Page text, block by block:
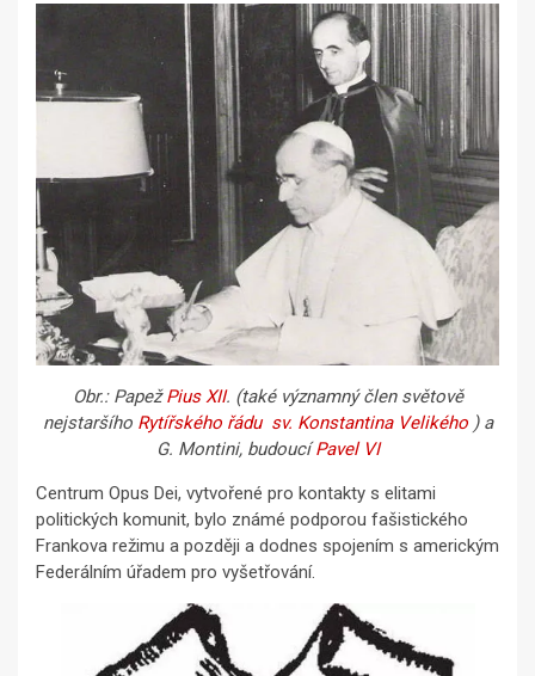
Obr.: PapežPius XII. (také významný člen světově
nejstaršího Rytířského řádu sv. Konstantina Velikého) a
G. Montini, budoucíPavel VI
Centrum Opus Dei, vytvořené pro kontakty s elitami
politických komunit, bylo známé podporou fašistického
Frankova režimu a později a dodnes spojením s americkým
Federálním úřadem pro vyšetřování.